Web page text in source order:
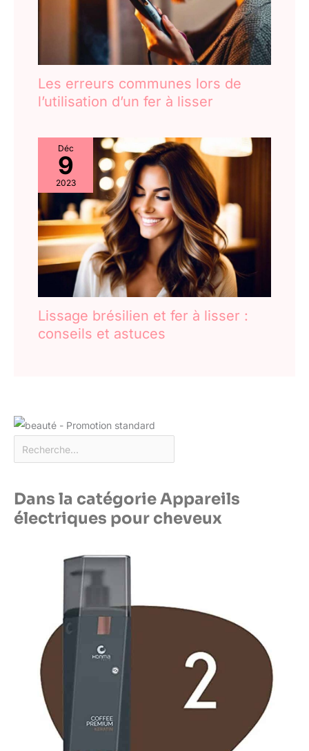
Les erreurs communes lors de
l’utilisation d’un fer à lisser
Déc
9
2023
Lissage brésilien et fer à lisser :
conseils et astuces
Dans la catégorie Appareils
électriques pour cheveux